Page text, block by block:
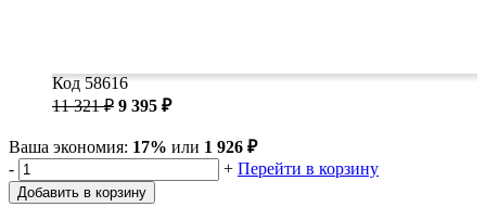
Код 58616
11 321 ₽ 9 395 ₽
Ваша экономия: 17% или 1 926 ₽
-
+ Перейти в корзину
Добавить в корзину